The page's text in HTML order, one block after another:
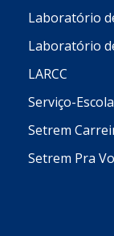
Laboratório
Laboratório
LARCC
Serviço-
Setrem
Setrem Pra